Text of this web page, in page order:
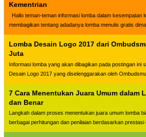
Kementrian
Hallo teman-teman informasi lomba dalam kesempatan
membagikan tentang adadanya lomba menulis gratis
Lomba Desain Logo 2017 dari
Juta
Informasi lomba yang akan dibagikan pada postingan ini
Desain Logo 2017 yang diselenggarakan oleh
7 Cara Menentukan Juara Umum dalam
dan Benar
Langkah dalam proses menentukan juara umum lomba
berbagai perhitungan dan penilaian berdasarkan prestasi